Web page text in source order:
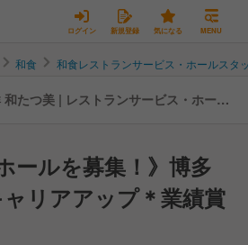
ログイン 新規登録 気になる MENU
和食 和食レストランサービス・ホールスタ
たつ美 | レストランサービス・ホール
ールを募集！》博多
リアアップ＊業績賞